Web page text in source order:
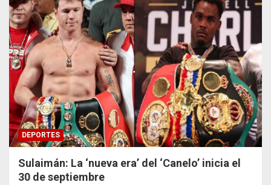
DEPORTES
Sulaimán: La ‘nueva era’ del ‘Canelo’ inicia el
30 de septiembre